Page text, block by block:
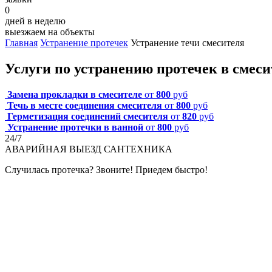
0
дней в неделю
выезжаем на объекты
Главная Устранение протечек Устранение течи смесителя
Услуги по устранению протечек в
Замена прокладки в смесителе от 800 руб
Течь в месте соединения смесителя от 800 руб
Герметизация соединений смесителя от 820 руб
Устранение протечки в ванной от 800 руб
24/7
АВАРИЙНАЯ ВЫЕЗД САНТЕХНИКА
Случилась протечка? Звоните! Приедем быстро!